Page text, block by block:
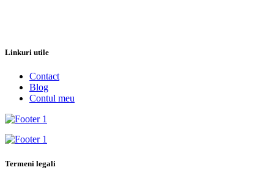
Linkuri utile
Contact
Blog
Contul meu
Termeni legali